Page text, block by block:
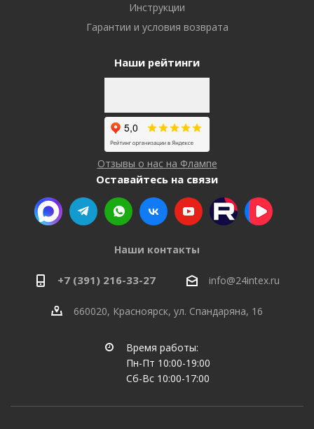
Инструкции
Гарантии и условия возврата
Наши рейтинги
Отзывы о нас на Флампе
Оставайтесь на связи
Наши контакты
+7 (391) 216-33-27 info@24intex.ru
660020, Красноярск, ул. Спандаряна, 16
Время работы:
Пн-Пт 10:00-19:00
Сб-Вс 10:00-17:00